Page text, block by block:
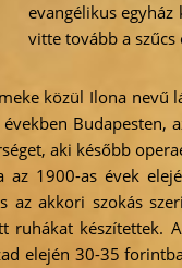
evangélikus
vitte tovább a szűcs
közül Ilona
Budapesten,
aki később
1900-as évek
akkori szokás
ruhákat
elején 30-35